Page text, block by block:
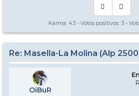
Karma: 43 - Votos positivos: 3 -
Re: Masella-La Molina (Alp
OiBuR